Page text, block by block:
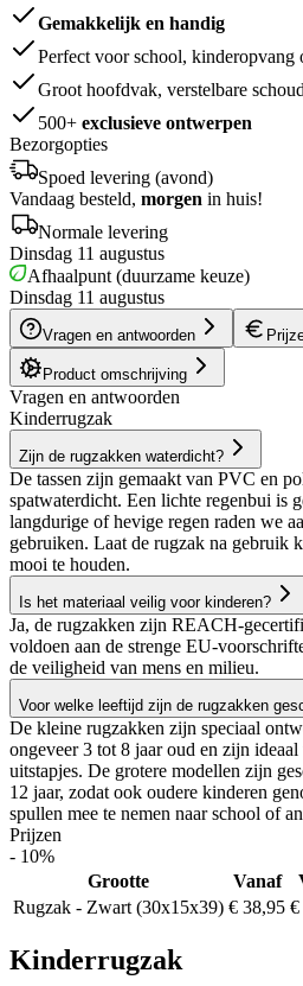
Gemakkelijk en handig
Perfect voor school, kinderopvang
Groot hoofdvak, verstelbare
500+ exclusieve ontwerpen
Bezorgopties
Spoed levering (avond)
Vandaag besteld, morgen in huis!
Normale levering
Dinsdag 11 augustus
Afhaalpunt (duurzame keuze)
Dinsdag 11 augustus
Vragen en antwoorden
Product omschrijving
Vragen en antwoorden
Kinderrugzak
Zijn de rugzakken waterdicht?
De tassen zijn gemaakt van PVC en
spatwaterdicht. Een lichte regenbui is
langdurige of hevige regen raden we
gebruiken. Laat de rugzak na gebruik
mooi te houden.
Is het materiaal veilig voor kinderen?
Ja, de rugzakken zijn REACH-
voldoen aan de strenge EU-
de veiligheid van mens en milieu.
Voor welke leeftijd zijn de rugzakken
De kleine rugzakken zijn speciaal
ongeveer 3 tot 8 jaar oud en zijn
uitstapjes. De grotere modellen zijn
12 jaar, zodat ook oudere kinderen
spullen mee te nemen naar school of
Prijzen
- 10%
Grootte
Vanaf
Rugzak - Zwart (30x15x39) € 38,95 €
Kinderrugzak